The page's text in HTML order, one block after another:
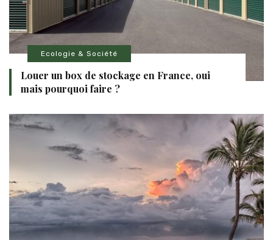
Ecologie & Société
Louer un box de stockage en France, oui
mais pourquoi faire ?